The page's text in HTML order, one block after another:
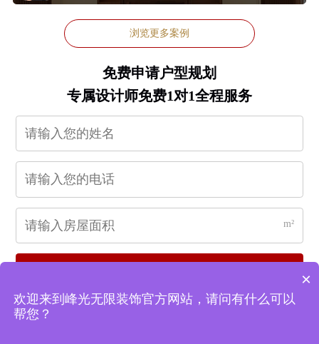
浏览更多案例
免费申请户型规划
专属设计师免费1对1全程服务
m²
×
欢迎来到峰光无限装饰官方网站，请问有什么可以
帮您？